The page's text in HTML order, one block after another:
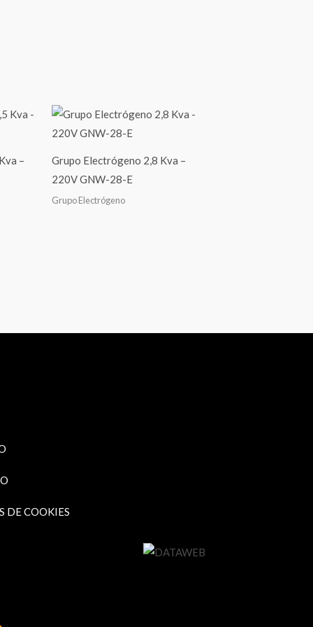
–
Grupo Electrógeno 2,8 Kva –
220V GNW-28-E
Grupo Electrógeno
DE COOKIES